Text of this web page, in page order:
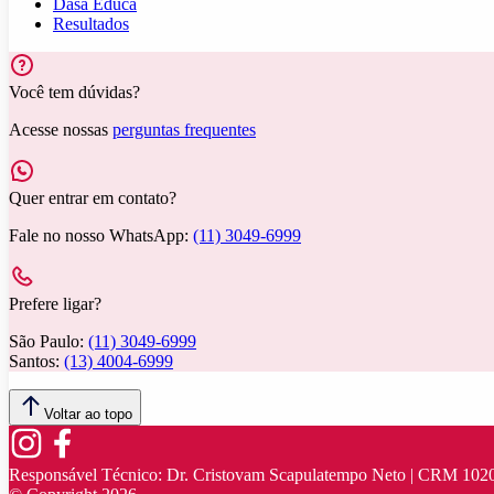
Resultados
Você tem dúvidas?
Acesse nossas perguntas frequentes
Quer entrar em contato?
Fale no nosso WhatsApp: (11) 3049-6999
Prefere ligar?
São Paulo: (11) 3049-6999
Santos: (13) 4004-6999
Voltar ao topo
Responsável Técnico: Dr. Cristovam Scapulatempo Neto | CRM